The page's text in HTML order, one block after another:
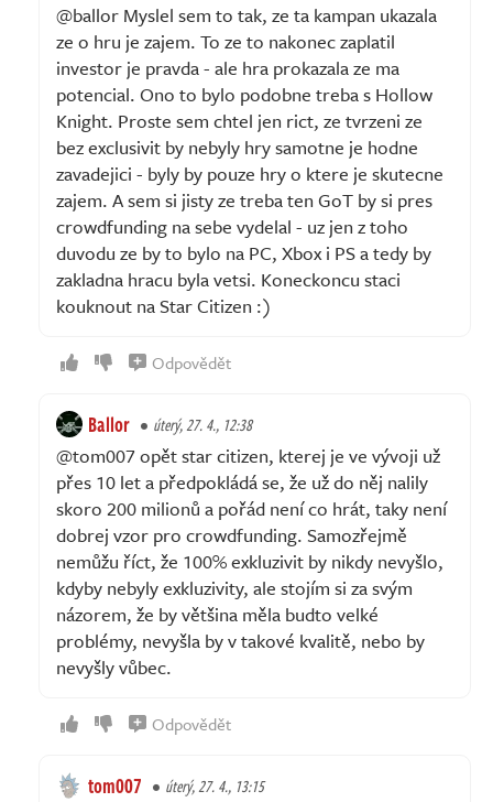
@ballor Myslel sem to tak, ze ta kampan ukazala
ze o hru je zajem. To ze to nakonec zaplatil
investor je pravda - ale hra prokazala ze ma
potencial. Ono to bylo podobne treba s Hollow
Knight. Proste sem chtel jen rict, ze tvrzeni ze
bez exclusivit by nebyly hry samotne je hodne
zavadejici - byly by pouze hry o ktere je skutecne
zajem. A sem si jisty ze treba ten GoT by si pres
crowdfunding na sebe vydelal - uz jen z toho
duvodu ze by to bylo na PC, Xbox i PS a tedy by
zakladna hracu byla vetsi. Koneckoncu staci
kouknout na Star Citizen :)
Odpovědět
Ballor úterý, 27. 4., 12:38
@tom007 opět star citizen, kterej je ve vývoji už
přes 10 let a předpokládá se, že už do něj nalily
skoro 200 milionů a pořád není co hrát, taky není
dobrej vzor pro crowdfunding. Samozřejmě
nemůžu říct, že 100% exkluzivit by nikdy nevyšlo,
kdyby nebyly exkluzivity, ale stojím si za svým
názorem, že by většina měla budto velké
problémy, nevyšla by v takové kvalitě, nebo by
nevyšly vůbec.
Odpovědět
tom007 úterý, 27. 4., 13:15